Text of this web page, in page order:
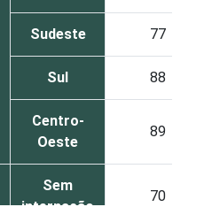
Sudeste 77
Sul 88
Centro-
Oeste
89
Sem
70